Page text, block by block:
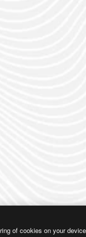
of cookies on your